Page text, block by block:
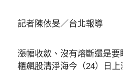
記者陳依旻／台北報導
漲幅收斂、沒有熔斷還是
櫃飆股清淨海今（24）日